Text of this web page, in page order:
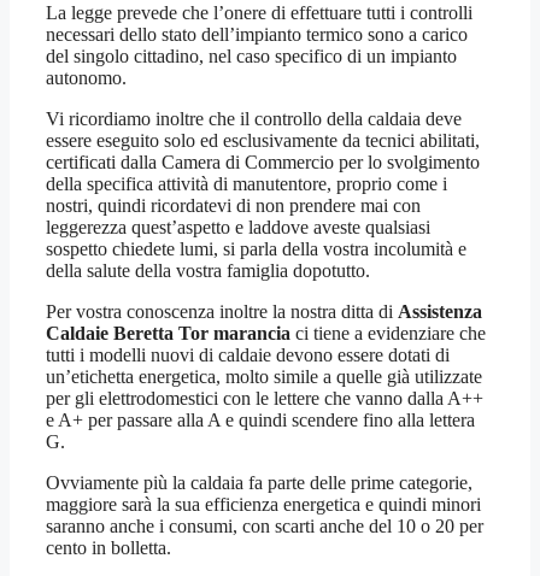
La legge prevede che l’onere di effettuare tutti i controlli
necessari dello stato dell’impianto termico sono a carico
del singolo cittadino, nel caso specifico di un impianto
autonomo.
Vi ricordiamo inoltre che il controllo della caldaia deve
essere eseguito solo ed esclusivamente da tecnici abilitati,
certificati dalla Camera di Commercio per lo svolgimento
della specifica attività di manutentore, proprio come i
nostri, quindi ricordatevi di non prendere mai con
leggerezza quest’aspetto e laddove aveste qualsiasi
sospetto chiedete lumi, si parla della vostra incolumità e
della salute della vostra famiglia dopotutto.
Per vostra conoscenza inoltre la nostra ditta di Assistenza
Caldaie Beretta Tor marancia ci tiene a evidenziare che
tutti i modelli nuovi di caldaie devono essere dotati di
un’etichetta energetica, molto simile a quelle già utilizzate
per gli elettrodomestici con le lettere che vanno dalla A++
e A+ per passare alla A e quindi scendere fino alla lettera
G.
Ovviamente più la caldaia fa parte delle prime categorie,
maggiore sarà la sua efficienza energetica e quindi minori
saranno anche i consumi, con scarti anche del 10 o 20 per
cento in bolletta.